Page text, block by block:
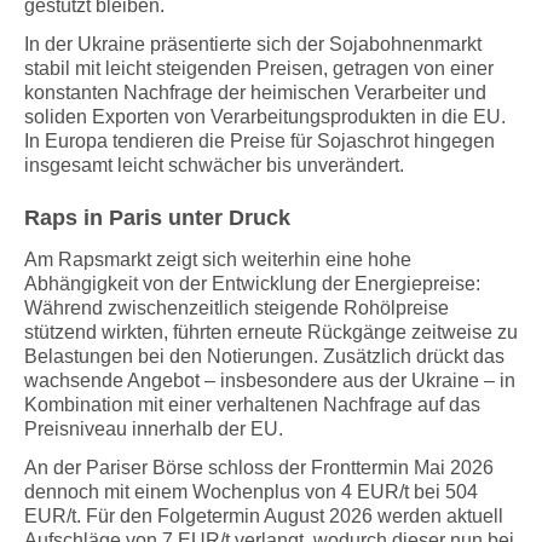
gestützt bleiben.
In der Ukraine präsentierte sich der Sojabohnenmarkt
stabil mit leicht steigenden Preisen, getragen von einer
konstanten Nachfrage der heimischen Verarbeiter und
soliden Exporten von Verarbeitungsprodukten in die EU.
In Europa tendieren die Preise für Sojaschrot hingegen
insgesamt leicht schwächer bis unverändert.
Raps in Paris unter Druck
Am Rapsmarkt zeigt sich weiterhin eine hohe
Abhängigkeit von der Entwicklung der Energiepreise:
Während zwischenzeitlich steigende Rohölpreise
stützend wirkten, führten erneute Rückgänge zeitweise zu
Belastungen bei den Notierungen. Zusätzlich drückt das
wachsende Angebot – insbesondere aus der Ukraine – in
Kombination mit einer verhaltenen Nachfrage auf das
Preisniveau innerhalb der EU.
An der Pariser Börse schloss der Fronttermin Mai 2026
dennoch mit einem Wochenplus von 4 EUR/t bei 504
EUR/t. Für den Folgetermin August 2026 werden aktuell